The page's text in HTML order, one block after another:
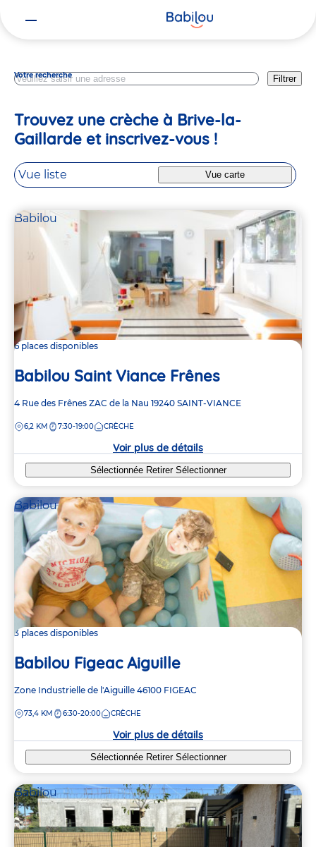
Votre recherche Filtrer
Trouvez une crèche à Brive-la-
Gaillarde et inscrivez-vous !
Vue liste Vue carte
Babilou
6 places disponibles
Babilou Saint Viance Frênes
Adresse
la
4 Rue des Frênes ZAC de la Nau 19240 SAINT-VIANCE
DISTANCE
6,2 KM 7:30-19:00 CRÈCHE
Voir plus de détails
Sélectionnée Retirer Sélectionner
Babilou
3 places disponibles
Babilou Figeac Aiguille
Adresse
la
Zone Industrielle de l'Aiguille 46100 FIGEAC
DISTANCE
73,4 KM 6:30-20:00 CRÈCHE
Voir plus de détails
Sélectionnée Retirer Sélectionner
Babilou